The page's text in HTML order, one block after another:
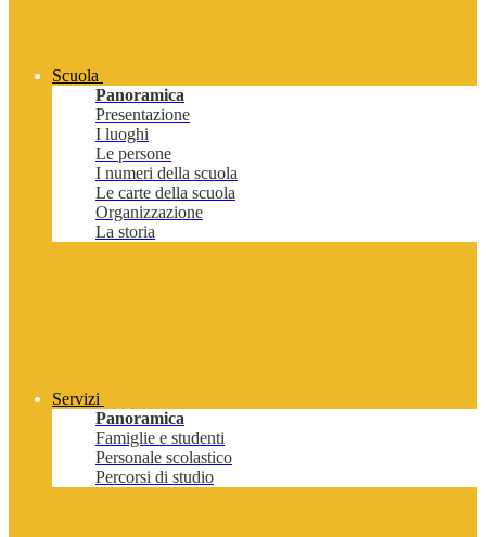
Scuola
Panoramica
Presentazione
I luoghi
Le persone
I numeri della scuola
Le carte della scuola
Organizzazione
La storia
Servizi
Panoramica
Famiglie e studenti
Personale scolastico
Percorsi di studio